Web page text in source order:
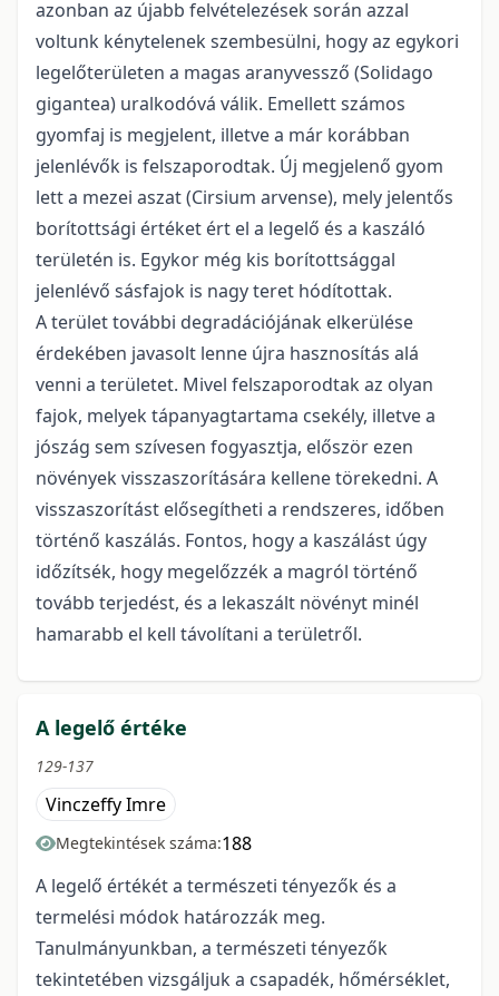
azonban az újabb felvételezések során azzal
voltunk kénytelenek szembesülni, hogy az egykori
legelőterületen a magas aranyvessző (Solidago
gigantea) uralkodóvá válik. Emellett számos
gyomfaj is megjelent, illetve a már korábban
jelenlévők is felszaporodtak. Új megjelenő gyom
lett a mezei aszat (Cirsium arvense), mely jelentős
borítottsági értéket ért el a legelő és a kaszáló
területén is. Egykor még kis borítottsággal
jelenlévő sásfajok is nagy teret hódítottak.
A terület további degradációjának elkerülése
érdekében javasolt lenne újra hasznosítás alá
venni a területet. Mivel felszaporodtak az olyan
fajok, melyek tápanyagtartama csekély, illetve a
jószág sem szívesen fogyasztja, először ezen
növények visszaszorítására kellene törekedni. A
visszaszorítást elősegítheti a rendszeres, időben
történő kaszálás. Fontos, hogy a kaszálást úgy
időzítsék, hogy megelőzzék a magról történő
tovább terjedést, és a lekaszált növényt minél
hamarabb el kell távolítani a területről.
A legelő értéke
129-137
Vinczeffy Imre
Megtekintések száma:188
A legelő értékét a természeti tényezők és a
termelési módok határozzák meg.
Tanulmányunkban, a természeti tényezők
tekintetében vizsgáljuk a csapadék, hőmérséklet,